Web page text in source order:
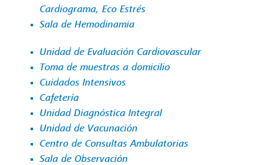
Cardiograma, Eco Estrés
Sala de Hemodinamia
Unidad de Evaluación Cardiovascular
Toma de muestras a domicilio
Cuidados Intensivos
Cafetería
Unidad Diagnóstica Integral
Unidad de Vacunación
Centro de Consultas Ambulatorias
Sala de Observación